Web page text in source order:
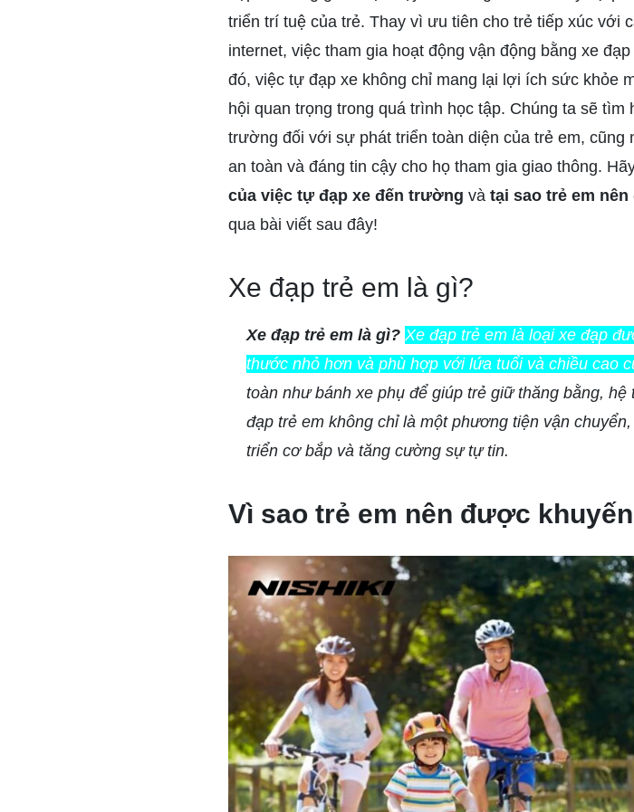
triển trí tuệ của trẻ. Thay vì ưu tiên cho trẻ tiếp xúc với
internet, việc tham gia hoạt động vận động bằng xe
đó, việc tự đạp xe không chỉ mang lại lợi ích sức khỏe
hội quan trọng trong quá trình học tập. Chúng ta sẽ
trường đối với sự phát triển toàn diện của trẻ em,
an toàn và đáng tin cậy cho họ tham gia giao thông.
của việc tự đạp xe đến trường và tại sao trẻ em
qua bài viết sau đây!
Xe đạp trẻ em là gì?
Xe đạp trẻ em là gì? Xe đạp trẻ em là loại xe đạp
thước nhỏ hơn và phù hợp với lứa tuổi và chiều cao
toàn như bánh xe phụ để giúp trẻ giữ thăng bằng,
đạp trẻ em không chỉ là một phương tiện vận
triển cơ bắp và tăng cường sự tự tin.
Vì sao trẻ em nên được